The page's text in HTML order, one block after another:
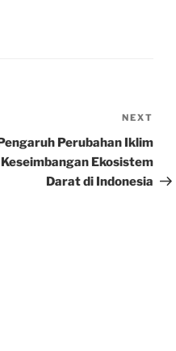
Post
NEXT
Perubahan Iklim
Ekosistem
Darat di Indonesia